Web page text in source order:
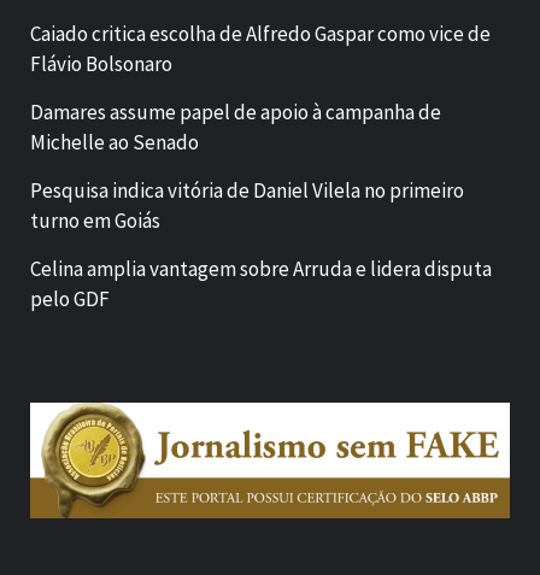
Caiado critica escolha de Alfredo Gaspar como vice de
Flávio Bolsonaro
Damares assume papel de apoio à campanha de
Michelle ao Senado
Pesquisa indica vitória de Daniel Vilela no primeiro
turno em Goiás
Celina amplia vantagem sobre Arruda e lidera disputa
pelo GDF